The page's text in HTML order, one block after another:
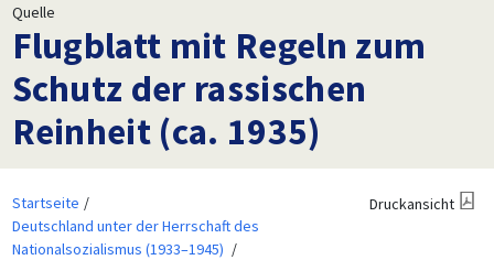
Quelle
Flugblatt mit Regeln zum
Schutz der rassischen
Reinheit (ca. 1935)
Startseite
Deutschland unter der Herrschaft des
Nationalsozialismus (1933–1945)
Druckansicht